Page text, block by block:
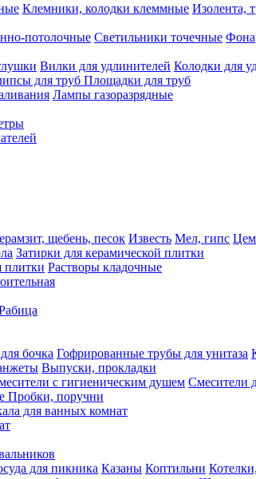
Клемники, колодки клеммные Изолента,
потолочные Светильники точечные
Вилки для удлинителей Колодки для
для труб Площадки для труб
Лампы газоразрядные
щебень, песок Известь Мел, гипс
Затирки для керамической плитки
плитки Растворы кладочные
бочка Гофрированные трубы для унитаза
Выпуски, прокладки
с гигиеническим душем Смесители
Пробки, поручни
для ванных комнат
для пикника Казаны Коптильни